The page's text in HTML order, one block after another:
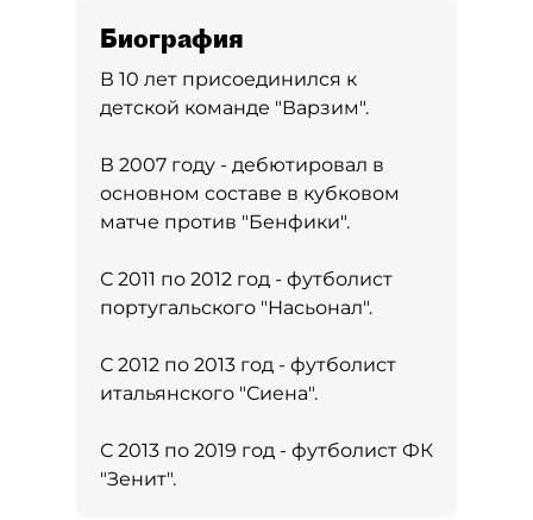
Биография
В 10 лет присоединился к
детской команде "Варзим".
В 2007 году - дебютировал в
основном составе в кубковом
матче против "Бенфики".
С 2011 по 2012 год - футболист
португальского "Насьонал".
С 2012 по 2013 год - футболист
итальянского "Сиена".
С 2013 по 2019 год - футболист ФК
"Зенит".